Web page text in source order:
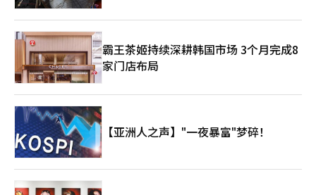
霸王茶姬持续深耕韩国市场 3个月完成8
家门店布局
【亚洲人之声】"一夜暴富"梦碎！